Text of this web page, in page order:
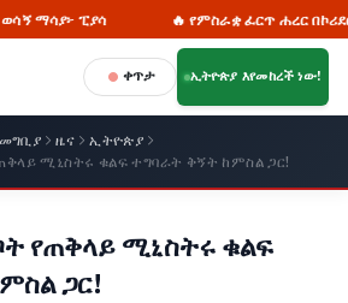
🔥 የምስራቋ ፈርጥ ሐረር በኮሪደር ልማት
ቀጥታ ኢትዮጵያ እየመከረች ነው!
መግቢያ ዜና
ኢትዮጵያ
ሚኒስትሩ ቁልፍ ተግባራት ቅኝት ከምስል ጋር!
የጠቅላይ ሚኒስትሩ ቁልፍ
ጋር!